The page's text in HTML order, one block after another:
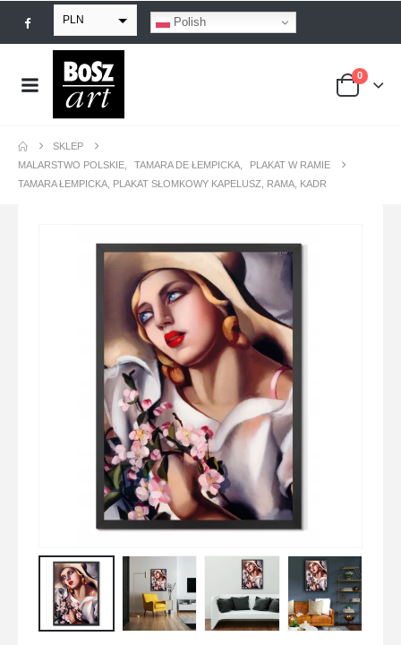
PLN
EUR
USD
Polish
0
SKLEP
MALARSTWO POLSKIE
TAMARA DE ŁEMPICKA
PLAKAT W RAMIE
TAMARA ŁEMPICKA, PLAKAT SŁOMKOWY KAPELUSZ, RAMA, KADR